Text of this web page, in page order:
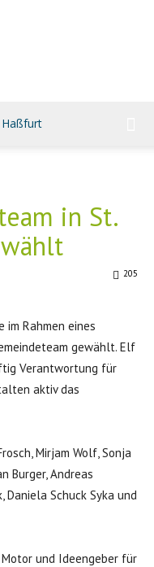
in St.
205
Rahmen eines
gewählt. Elf
Verantwortung für
aktiv das
Mirjam Wolf, Sonja
Burger, Andreas
Daniela Schuck Syka und
und Ideengeber für